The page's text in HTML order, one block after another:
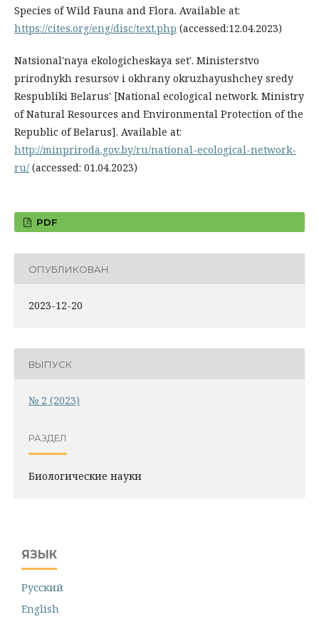
Species of Wild Fauna and Flora. Available at:
https://cites.org/eng/disc/text.php (accessed:12.04.2023)
Natsional'naya ekologicheskaya set'. Ministerstvo
prirodnykh resursov i okhrany okruzhayushchey sredy
Respubliki Belarus' [National ecological network. Ministry
of Natural Resources and Environmental Protection of the
Republic of Belarus]. Available at:
http://minpriroda.gov.by/ru/national-ecological-network-
ru/ (accessed: 01.04.2023)
PDF
ОПУБЛИКОВАН
2023-12-20
ВЫПУСК
№ 2 (2023)
РАЗДЕЛ
Биологические науки
ЯЗЫК
Русский
English